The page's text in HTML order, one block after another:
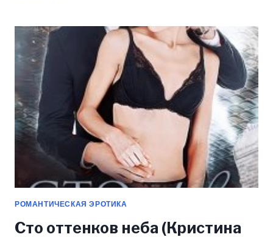
(КРИСТИНА
РОМАНТИЧЕСКАЯ ЭРОТИКА
Сто оттенков неба (Кристина